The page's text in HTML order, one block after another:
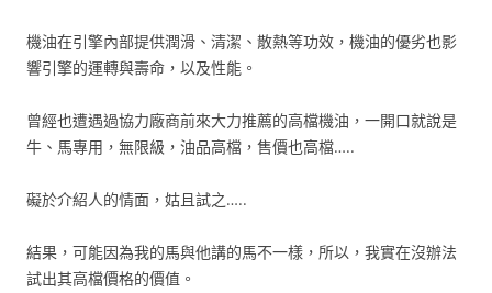
機油在引擎內部提供潤滑、清潔、散熱等功效，機油的優劣也影
響引擎的運轉與壽命，以及性能。
曾經也遭遇過協力廠商前來大力推薦的高檔機油，一開口就說是
牛、馬專用，無限級，油品高檔，售價也高檔…..
礙於介紹人的情面，姑且試之…..
結果，可能因為我的馬與他講的馬不一樣，所以，我實在沒辦法
試出其高檔價格的價值。